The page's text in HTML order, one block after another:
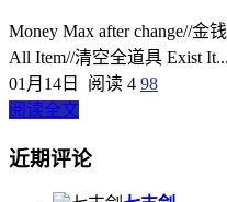
Money Max after change//金
All Item//清空全道具 Exist It...
01月14日
阅读 4 98
阅读全文
近期评论